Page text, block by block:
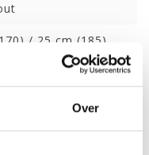
Over
/ 25 cm (185)